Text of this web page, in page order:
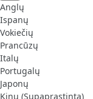
Anglų
Ispanų
Vokiečių
Prancūzų
Italų
Portugalų
Japonų
Kinų (Supaprastinta)